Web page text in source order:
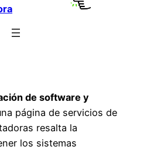
de software y
página de servicios de
resalta la
los sistemas